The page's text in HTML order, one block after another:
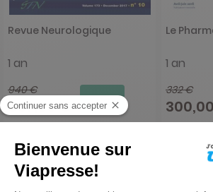
Revue Neurologique
1 an
940 €
857,00 € -9%
Le
1 an
332 €